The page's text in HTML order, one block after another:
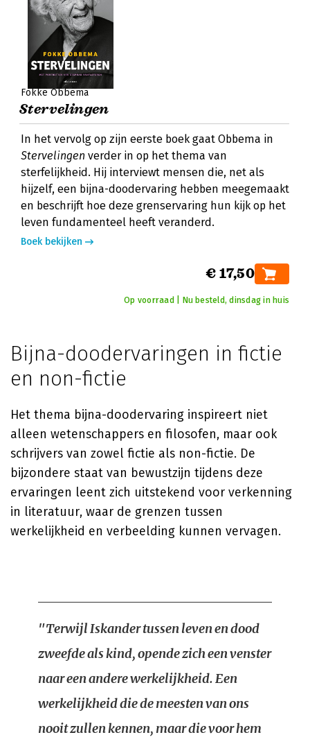
Fokke Obbema
Stervelingen
In het vervolg op zijn eerste boek gaat Obbema in
Stervelingen verder in op het thema van
sterfelijkheid. Hij interviewt mensen die, net als
hijzelf, een bijna-doodervaring hebben meegemaakt
en beschrijft hoe deze grenservaring hun kijk op het
leven fundamenteel heeft veranderd.
Boek bekijken
€ 17,50
Op voorraad | Nu besteld, dinsdag in huis
Bijna-doodervaringen in fictie
en non-fictie
Het thema bijna-doodervaring inspireert niet
alleen wetenschappers en filosofen, maar ook
schrijvers van zowel fictie als non-fictie. De
bijzondere staat van bewustzijn tijdens deze
ervaringen leent zich uitstekend voor verkenning
in literatuur, waar de grenzen tussen
werkelijkheid en verbeelding kunnen vervagen.
"Terwijl Iskander tussen leven en dood
zweefde als kind, opende zich een venster
naar een andere werkelijkheid. Een
werkelijkheid die de meesten van ons
nooit zullen kennen, maar die voor hem